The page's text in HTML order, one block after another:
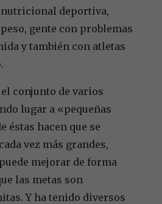
deportiva,
gente con problemas
y también con atletas
conjunto de varios
lugar a «pequeñas
éstas hacen que se
vez más grandes,
mejorar de forma
las metas son
Y ha tenido diversos